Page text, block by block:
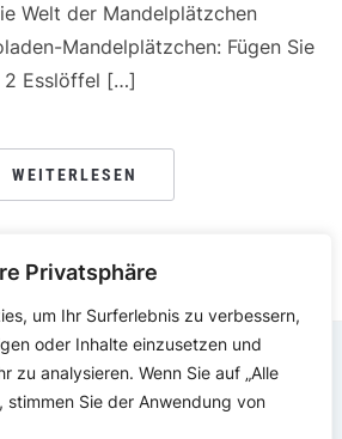
Privatsphäre
um Ihr Surferlebnis zu verbessern,
oder Inhalte einzusetzen und
zu analysieren. Wenn Sie auf „Alle
Sie der Anwendung von
Welt der Mandelplätzchen
Mandelplätzchen: Fügen Sie
2 Esslöffel […]
WEITERLESEN
IMPRESSUM